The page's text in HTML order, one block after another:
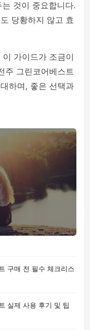
것이 중요합니다.
당황하지 않고 효
가이드가 조금이
주 그린코어베스트
하며, 좋은 선택과
구매 전 필수 체크리스
실제 사용 후기 및 팁